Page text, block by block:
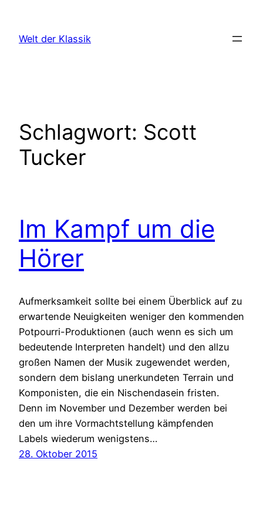
springen
Welt der Klassik
Schlagwort: Scott
Tucker
Im Kampf um die
Hörer
Aufmerksamkeit sollte bei einem Überblick auf zu
erwartende Neuigkeiten weniger den kommenden
Potpourri-Produktionen (auch wenn es sich um
bedeutende Interpreten handelt) und den allzu
großen Namen der Musik zugewendet werden,
sondern dem bislang unerkundeten Terrain und
Komponisten, die ein Nischendasein fristen.
Denn im November und Dezember werden bei
den um ihre Vormachtstellung kämpfenden
Labels wiederum wenigstens…
28. Oktober 2015